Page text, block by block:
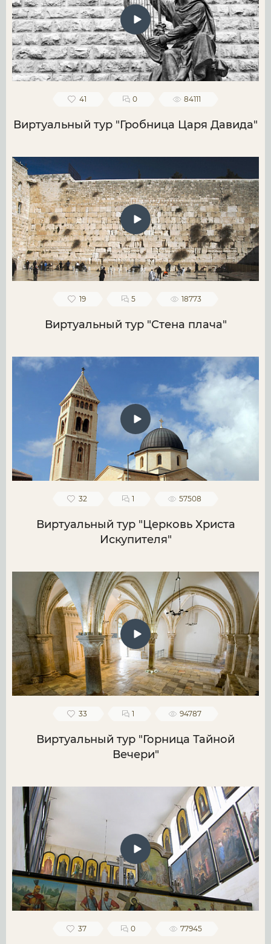
41 0 84111
Виртуальный тур "Гробница Царя Давида"
19 5 18773
Виртуальный тур "Стена плача"
32 1 57508
Виртуальный тур "Церковь Христа
Искупителя"
33 1 94787
Виртуальный тур "Горница Тайной
Вечери"
37 0 77945